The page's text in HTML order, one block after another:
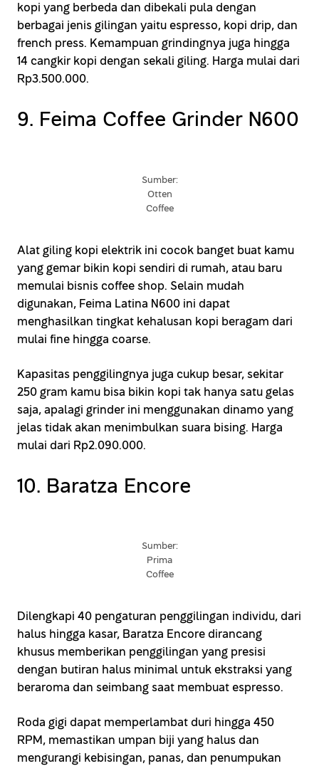
kopi yang berbeda dan dibekali pula dengan
berbagai jenis gilingan yaitu espresso, kopi drip, dan
french press. Kemampuan grindingnya juga hingga
14 cangkir kopi dengan sekali giling. Harga mulai dari
Rp3.500.000.
9. Feima Coffee Grinder N600
Sumber:
Otten
Coffee
Alat giling kopi elektrik ini cocok banget buat kamu
yang gemar bikin kopi sendiri di rumah, atau baru
memulai bisnis coffee shop. Selain mudah
digunakan, Feima Latina N600 ini dapat
menghasilkan tingkat kehalusan kopi beragam dari
mulai fine hingga coarse.
Kapasitas penggilingnya juga cukup besar, sekitar
250 gram kamu bisa bikin kopi tak hanya satu gelas
saja, apalagi grinder ini menggunakan dinamo yang
jelas tidak akan menimbulkan suara bising. Harga
mulai dari Rp2.090.000.
10. Baratza Encore
Sumber:
Prima
Coffee
Dilengkapi 40 pengaturan penggilingan individu, dari
halus hingga kasar, Baratza Encore dirancang
khusus memberikan penggilingan yang presisi
dengan butiran halus minimal untuk ekstraksi yang
beraroma dan seimbang saat membuat espresso.
Roda gigi dapat memperlambat duri hingga 450
RPM, memastikan umpan biji yang halus dan
mengurangi kebisingan, panas, dan penumpukan